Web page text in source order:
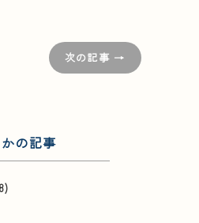
次の記事 →
の記事